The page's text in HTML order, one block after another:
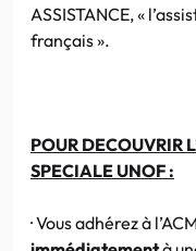
ASSISTANCE, «
français ».
POUR DECOUVRIR
SPECIALE UNOF :
· Vous adhérez à